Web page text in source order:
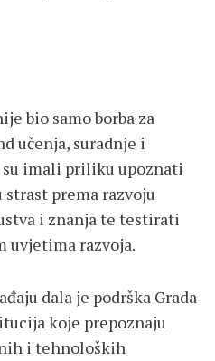
bio samo borba za
učenja, suradnje i
imali priliku upoznati
prema razvoju
i znanja te testirati
uvjetima razvoja.
dala je podrška Grada
koje prepoznaju
i tehnoloških